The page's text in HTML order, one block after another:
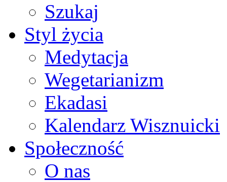
Szukaj
Styl życia
Medytacja
Wegetarianizm
Ekadasi
Kalendarz Wisznuicki
Społeczność
O nas